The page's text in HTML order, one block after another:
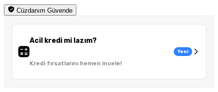
Cüzdanım Güvende
Acil kredi mi lazım?
Kredi fırsatlarını hemen incele!
Yeni